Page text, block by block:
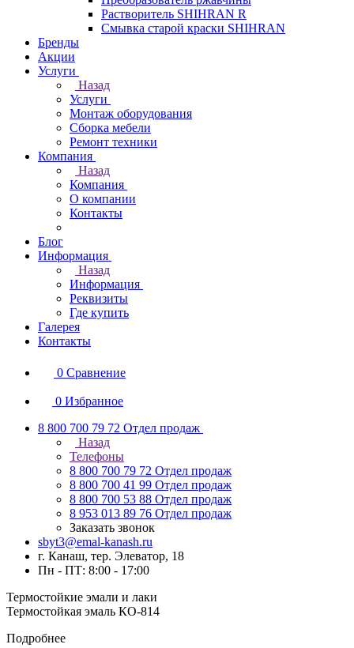
Растворитель SHIHRAN R
Смывка старой краски SHIHRAN
Бренды
Акции
Услуги
Назад
Услуги
Монтаж оборудования
Сборка мебели
Ремонт техники
Компания
Назад
Компания
О компании
Контакты
Блог
Информация
Назад
Информация
Реквизиты
Где купить
Галерея
Контакты
0 Сравнение
0 Избранное
8 800 700 79 72 Отдел продаж
Назад
Телефоны
8 800 700 79 72 Отдел продаж
8 800 700 41 99 Отдел продаж
8 800 700 53 88 Отдел продаж
8 953 013 89 76 Отдел продаж
Заказать звонок
sbyt3@emal-kanash.ru
г. Канаш, тер. Элеватор, 18
Пн - ПТ: 8:00 - 17:00
Термостойкие эмали и лаки
Термостойкая эмаль КО-814
Подробнее